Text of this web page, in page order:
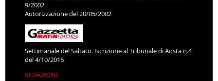
9/2002
Autorizzazione del 20/05/2002
Settimanale del Sabato. Iscrizione al Tribunale di Aosta n.4
del 4/10/2016
REDAZIONE